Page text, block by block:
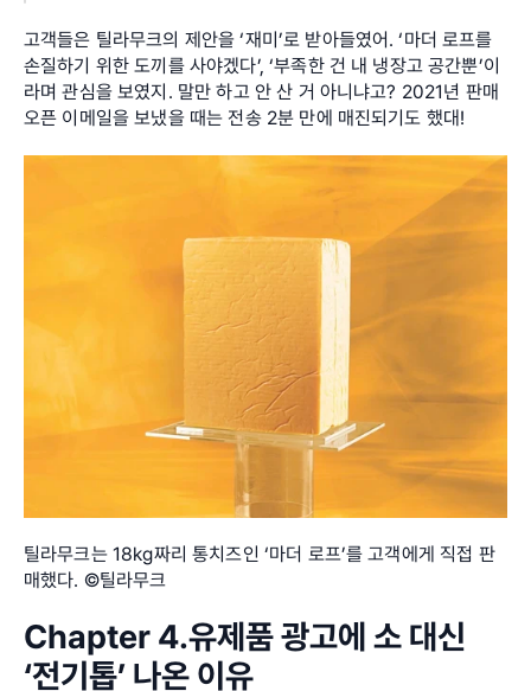
고객들은 틸라무크의 제안을 ‘재미’로 받아들였어. ‘마더 로프를
손질하기 위한 도끼를 사야겠다’, ‘부족한 건 내 냉장고 공간뿐’이
라며 관심을 보였지. 말만 하고 안 산 거 아니냐고? 2021년 판매
오픈 이메일을 보냈을 때는 전송 2분 만에 매진되기도 했대!
틸라무크는 18kg짜리 통치즈인 ‘마더 로프’를 고객에게 직접 판
매했다. ©틸라무크
Chapter 4.유제품 광고에 소 대신
‘전기톱’ 나온 이유